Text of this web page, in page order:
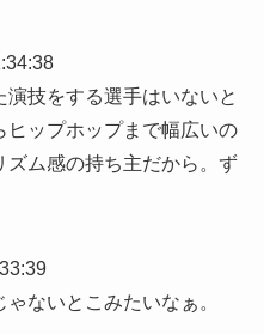
技をする選手はいないと
ヒップホップまで幅広いの
ズム感の持ち主だから。ず
ないとこみたいなぁ。